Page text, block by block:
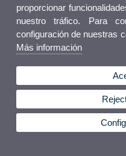
proporcionar
nuestro tráfico. Para
configuración de nuestras
Más información